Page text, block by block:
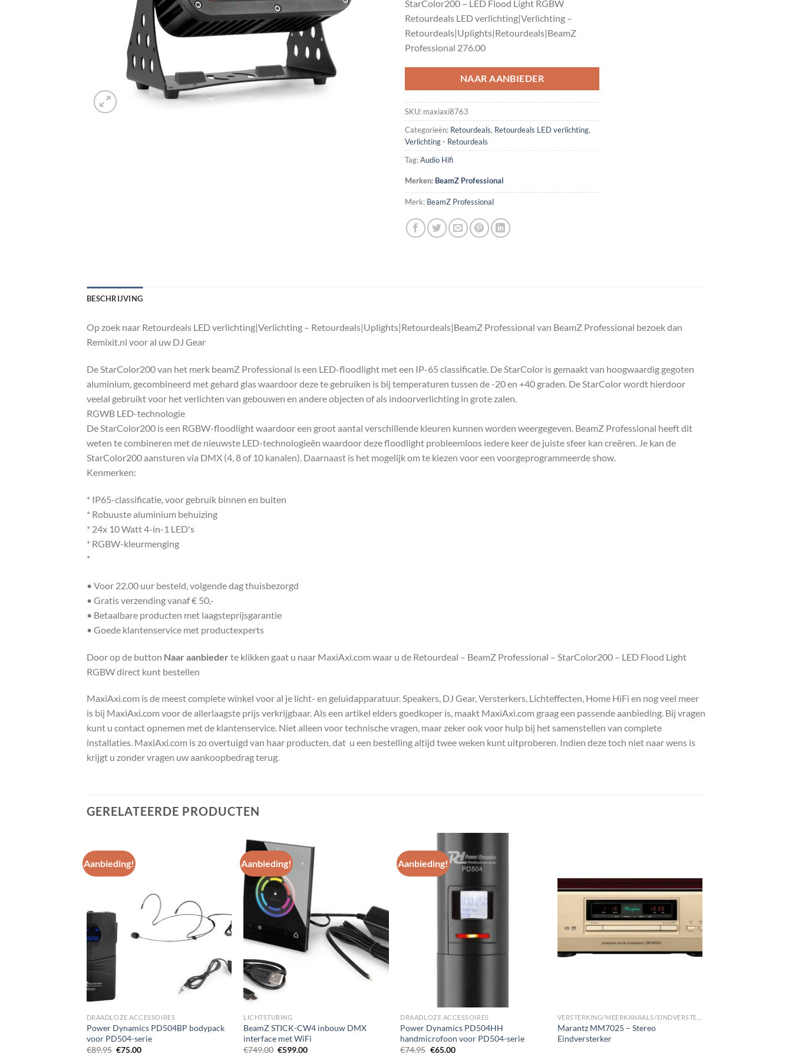
€409.95.€290.00.
StarColor200 – LED Flood Light RGBW
Retourdeals LED verlichting|Verlichting –
Retourdeals|Uplights|Retourdeals|BeamZ
Professional 276.00
NAAR AANBIEDER
SKU: maxiaxi8763
Categorieën: Retourdeals, Retourdeals LED verlichting,
Verlichting - Retourdeals
Tag:Audio Hifi
Merken: BeamZ Professional
Merk: BeamZ Professional
BESCHRIJVING
Op zoek naar Retourdeals LED verlichting|Verlichting – Retourdeals|Uplights|Retourdeals|BeamZ Professional van BeamZ Professional bezoek dan
Remixit.nl voor al uw DJ Gear
De StarColor200 van het merk beamZ Professional is een LED-floodlight met een IP-65 classificatie. De StarColor is gemaakt van hoogwaardig gegoten
aluminium, gecombineerd met gehard glas waardoor deze te gebruiken is bij temperaturen tussen de -20 en +40 graden. De StarColor wordt hierdoor
veelal gebruikt voor het verlichten van gebouwen en andere objecten of als indoorverlichting in grote zalen.
RGWB LED-technologie
De StarColor200 is een RGBW-floodlight waardoor een groot aantal verschillende kleuren kunnen worden weergegeven. BeamZ Professional heeft dit
weten te combineren met de nieuwste LED-technologieën waardoor deze floodlight probleemloos iedere keer de juiste sfeer kan creëren. Je kan de
StarColor200 aansturen via DMX (4, 8 of 10 kanalen). Daarnaast is het mogelijk om te kiezen voor een voorgeprogrammeerde show.
Kenmerken:
* IP65-classificatie, voor gebruik binnen en buiten
* Robuuste aluminium behuizing
* 24x 10 Watt 4-in-1 LED's
* RGBW-kleurmenging
*
• Voor 22.00 uur besteld, volgende dag thuisbezorgd
• Gratis verzending vanaf € 50,-
• Betaalbare producten met laagsteprijsgarantie
• Goede klantenservice met productexperts
Door op de button Naar aanbieder te klikken gaat u naar MaxiAxi.com waar u de Retourdeal – BeamZ Professional – StarColor200 – LED Flood Light
RGBW direct kunt bestellen
MaxiAxi.com is de meest complete winkel voor al je licht- en geluidapparatuur. Speakers, DJ Gear, Versterkers, Lichteffecten, Home HiFi en nog veel meer
is bij MaxiAxi.com voor de allerlaagste prijs verkrijgbaar. Als een artikel elders goedkoper is, maakt MaxiAxi.com graag een passende aanbieding. Bij vragen
kunt u contact opnemen met de klantenservice. Niet alleen voor technische vragen, maar zeker ook voor hulp bij het samenstellen van complete
installaties. MaxiAxi.com is zo overtuigd van haar producten, dat u een bestelling altijd twee weken kunt uitproberen. Indien deze toch niet naar wens is
krijgt u zonder vragen uw aankoopbedrag terug.
GERELATEERDE PRODUCTEN
Aanbieding!
wenslijst
DRAADLOZE ACCESSOIRES
Power Dynamics PD504BP bodypack
voor PD504-serie
€89.95 Oorspronkelijke
€75.00Huidige
Aanbieding!
LICHTSTURING
BeamZ STICK-CW4 inbouw DMX
interface met WiFi
€749.00 Oorspronkelijke
€599.00Huidige
Aanbieding!
DRAADLOZE ACCESSOIRES
Power Dynamics PD504HH
handmicrofoon voor PD504-serie
€74.95 Oorspronkelijke
€65.00Huidige
Toevoegen
aan
wenslijst
Marantz MM7025 – Stereo
Eindversterker